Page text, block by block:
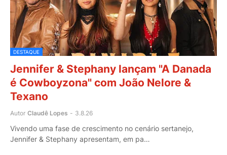
DESTAQUE
Jennifer & Stephany lançam "A Danada
é Cowboyzona" com João Nelore &
Texano
Autor Claudê Lopes - 3.8.26
Vivendo uma fase de crescimento no cenário sertanejo,
Jennifer & Stephany apresentam, em pa…